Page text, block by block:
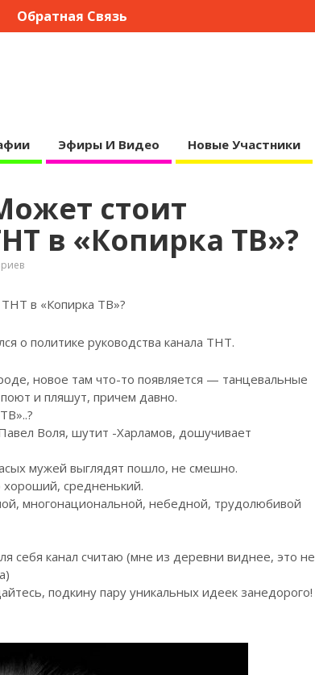
Обратная Связь
Эфиры И Видео Новые Участники
стоит
в «Копирка ТВ»?
в «Копирка ТВ»?
о политике руководства канала ТНТ.
новое там что-то появляется — танцевальные
и пляшут, причем давно.
Воля, шутит -Харламов, дошучивает
мужей выглядят пошло, не смешно.
хороший, средненький.
многонациональной, небедной, трудолюбивой
себя канал считаю (мне из деревни виднее, это не
подкину пару уникальных идеек занедорого!